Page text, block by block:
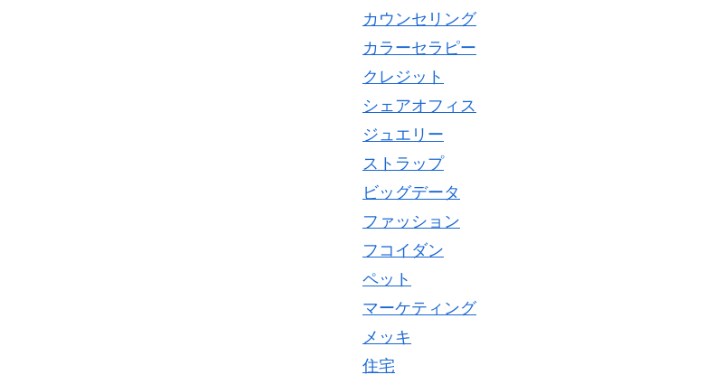
カウンセリング
カラーセラピー
クレジット
シェアオフィス
ジュエリー
ストラップ
ビッグデータ
ファッション
フコイダン
ペット
マーケティング
メッキ
住宅